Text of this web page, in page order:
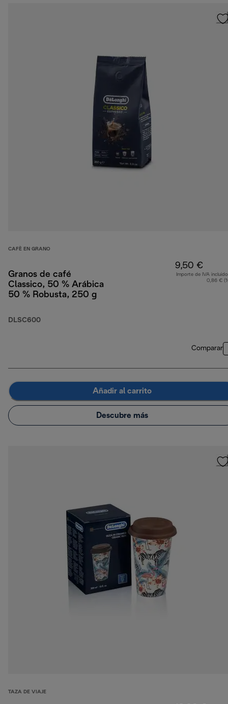
CAFÈ EN GRANO
Granos de café
Classico, 50 % Arábica
50 % Robusta, 250 g
DLSC600
9,50 €
Importe de IVA
0,86 €
Comparar
Añadir al carrito
Descubre más
TAZA DE VIAJE